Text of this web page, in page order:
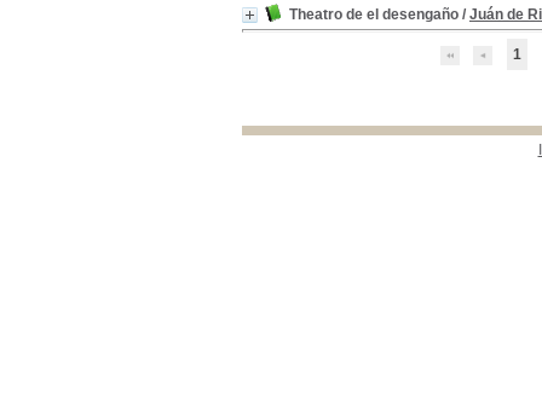
Theatro de el desengaño / Juán de
1